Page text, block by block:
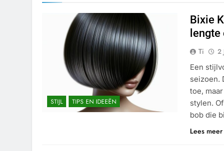
STIJL TIPS EN IDEEËN
Bixie
Ti 2
Een
seizoen.
toe,
stylen.
bob die
Lees meer